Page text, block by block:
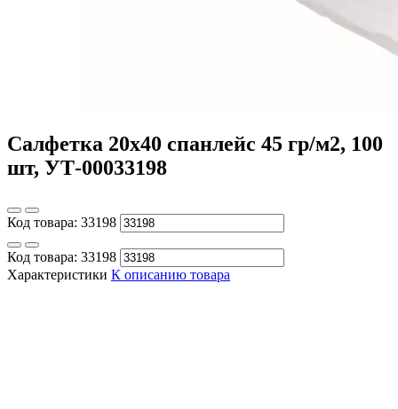
Салфетка 20х40 спанлейс 45 гр/м2, 100
шт, УТ-00033198
Код товара: 33198
Код товара: 33198
Характеристики К описанию товара